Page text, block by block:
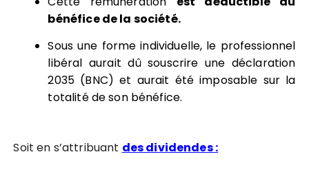
bénéfice de la société.
Sous une forme individuelle, le professionnel
libéral aurait dû souscrire une déclaration
2035 (BNC) et aurait été imposable sur la
totalité de son bénéfice.
Soit en s’attribuant des dividendes :